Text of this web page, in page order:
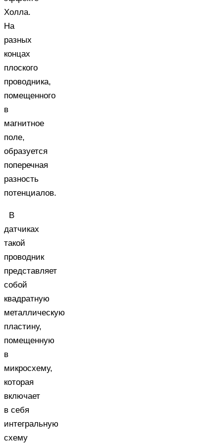
Холла.
На
разных
концах
плоского
проводника,
помещенного
в
магнитное
поле,
образуется
поперечная
разность
потенциалов.
В
датчиках
такой
проводник
представляет
собой
квадратную
металлическую
пластину,
помещенную
в
микросхему,
которая
включает
в себя
интегральную
схему